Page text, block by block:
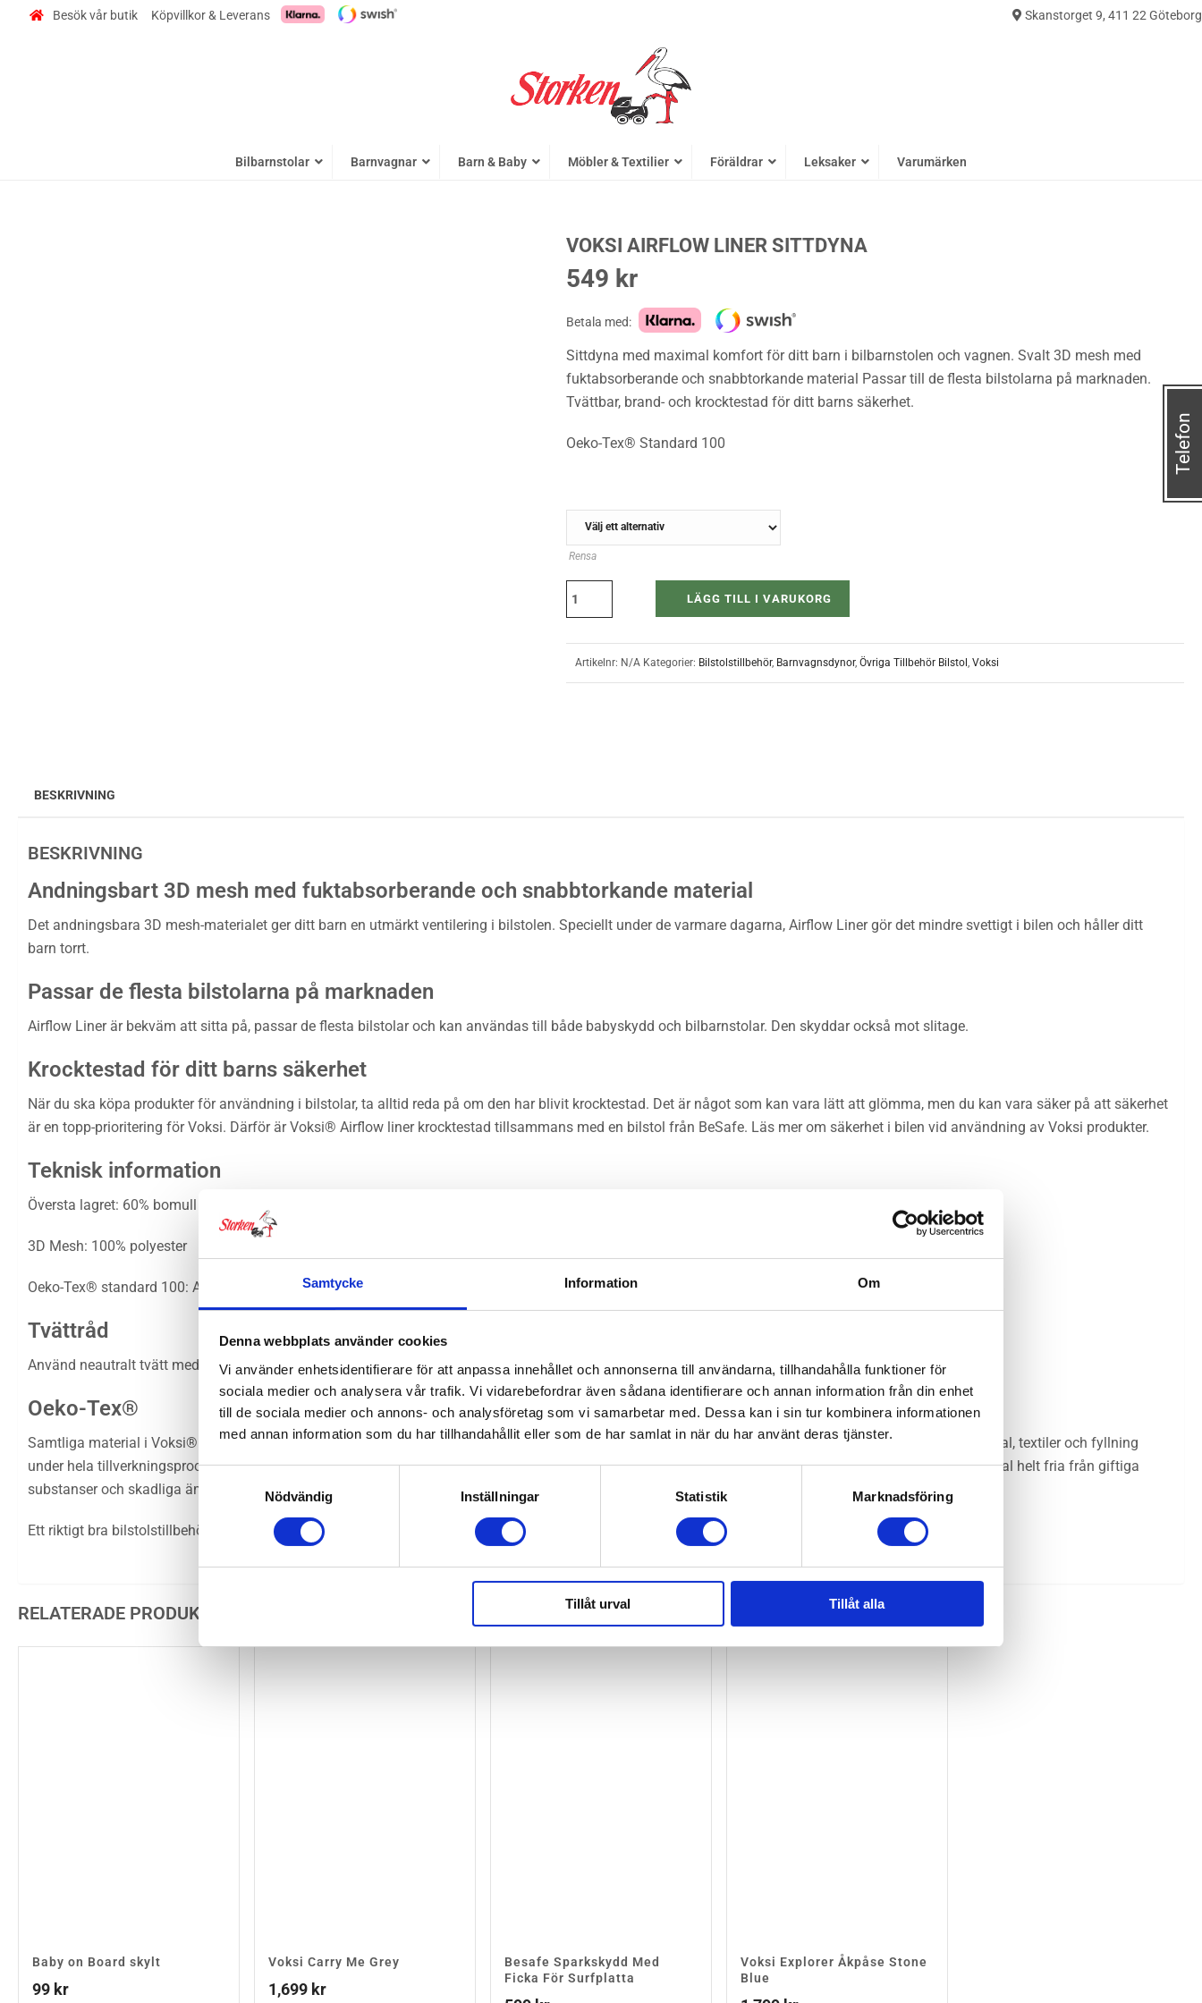
Samtycke Information Om
Denna webbplats använder cookies
Vi använder enhetsidentifierare för att anpassa innehållet och annonserna till användarna, tillhandahålla funktioner för
sociala medier och analysera vår trafik. Vi vidarebefordrar även sådana identifierare och annan information från din enhet
till de sociala medier och annons- och analysföretag som vi samarbetar med. Dessa kan i sin tur kombinera informationen
med annan information som du har tillhandahållit eller som de har samlat in när du har använt deras tjänster.
Samtyckesval
Nödvändig
Inställningar Statistik Marknadsföring
Tillåt urval Tillåt alla
Besök vår butik Köpvillkor & Leverans Skanstorget 9, 411 22 Göteborg
Bilbarnstolar Barnvagnar Barn & Baby Möbler & Textilier Föräldrar Leksaker Varumärken
VOKSI AIRFLOW LINER SITTDYNA
549 kr
Betala med:
Sittdyna med maximal komfort för ditt barn i bilbarnstolen och vagnen. Svalt 3D mesh med
fuktabsorberande och snabbtorkande material Passar till de flesta bilstolarna på marknaden.
Tvättbar, brand- och krocktestad för ditt barns säkerhet.
Oeko-Tex® Standard 100
Rensa
LÄGG TILL I VARUKORG
Artikelnr: N/A Kategorier: Bilstolstillbehör, Barnvagnsdynor, Övriga Tillbehör Bilstol , Voksi
BESKRIVNING
BESKRIVNING
Andningsbart 3D mesh med fuktabsorberande och snabbtorkande material
Det andningsbara 3D mesh-materialet ger ditt barn en utmärkt ventilering i bilstolen. Speciellt under de varmare dagarna, Airflow Liner gör det mindre svettigt i bilen och håller ditt
barn torrt.
Passar de flesta bilstolarna på marknaden
Airflow Liner är bekväm att sitta på, passar de flesta bilstolar och kan användas till både babyskydd och bilbarnstolar. Den skyddar också mot slitage.
Krocktestad för ditt barns säkerhet
När du ska köpa produkter för användning i bilstolar, ta alltid reda på om den har blivit krocktestad. Det är något som kan vara lätt att glömma, men du kan vara säker på att säkerhet
är en topp-prioritering för Voksi. Därför är Voksi® Airflow liner krocktestad tillsammans med en bilstol från BeSafe. Läs mer om säkerhet i bilen vid användning av Voksi produkter.
Teknisk information
Översta lagret: 60% bomull & 40% polyester
3D Mesh: 100% polyester
Oeko-Tex® standard 100: Alla delar är Klass I certifierade
Tvättråd
Använd neautralt tvätt medel, blek inte. Tvätta i 40oC. Lufttorka. Spara vatten genom att bara tvätta när nödvändigt.
Oeko-Tex®
Samtliga material i Voksi® Airflow Liner är godkända enligt Öko-tex Standard 100, Klass I. Oeko-tex är ett oberoende test och certifierings institut för material, textiler och fyllning
under hela tillverkningsprocessen. En produkt certifierad enligt Oeko-tex ger dig som förälder en trygghet i och vetskap om att ditt barn är omgivet av material helt fria från giftiga
substanser och skadliga ämnen.
Ett riktigt bra bilstolstillbehör
RELATERADE PRODUKTER
Baby on Board skylt
99 kr
Voksi Carry Me Grey
1,699 kr
Besafe Sparkskydd Med
Ficka För Surfplatta
Voksi Explorer Åkpåse Stone
Blue
Telefon